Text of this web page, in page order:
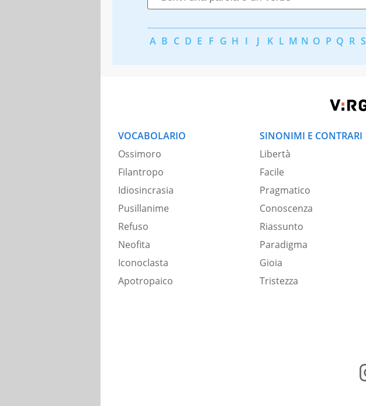
A B C D E F G H I J K L M N O P Q R S
VOCABOLARIO
Ossimoro
Filantropo
Idiosincrasia
Pusillanime
Refuso
Neofita
Iconoclasta
Apotropaico
SINONIMI E CONTRARI
Libertà
Facile
Pragmatico
Conoscenza
Riassunto
Paradigma
Gioia
Tristezza